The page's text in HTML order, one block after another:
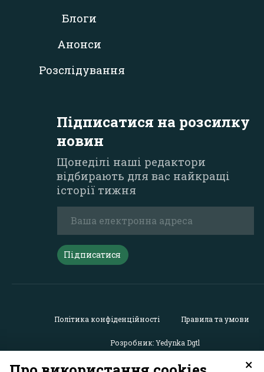
Блоги
Анонси
Розслідування
Підписатися на розсилку
новин
Щонеділі наші редактори
відбирають для вас найкращі
історії тижня
Підписатися
Політика конфіденційності Правила та умови
Розробник: Yedynka Dgtl
×